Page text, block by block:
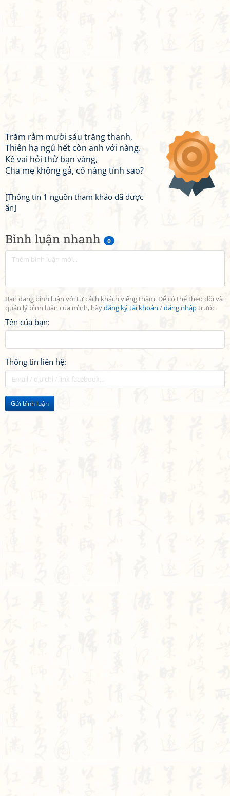
Bình luận nhanh 0
Bạn đang bình luận với tư cách khách viếng thăm. Để có thể theo dõi và
quản lý bình luận của mình, hãyđăng ký tài khoản /đăng nhậptrước.
Tên của bạn:
Thông tin liên hệ:
Gửi bình luận
Trăm rằm mười sáu trăng thanh,
Thiên hạ ngủ hết còn anh với nàng.
Kề vai hỏi thử bạn vàng,
Cha mẹ không gả, cô nàng tính sao?
[Thông tin 1 nguồn tham khảo đã được
ẩn]